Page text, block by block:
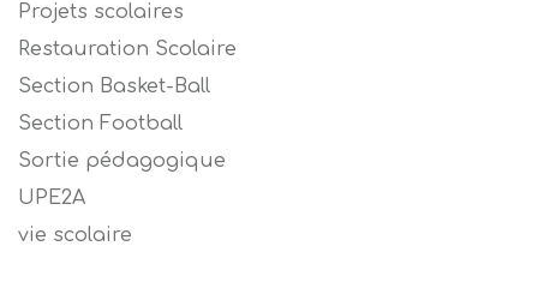
Projets scolaires
Restauration Scolaire
Section Basket-Ball
Section Football
Sortie pédagogique
UPE2A
vie scolaire